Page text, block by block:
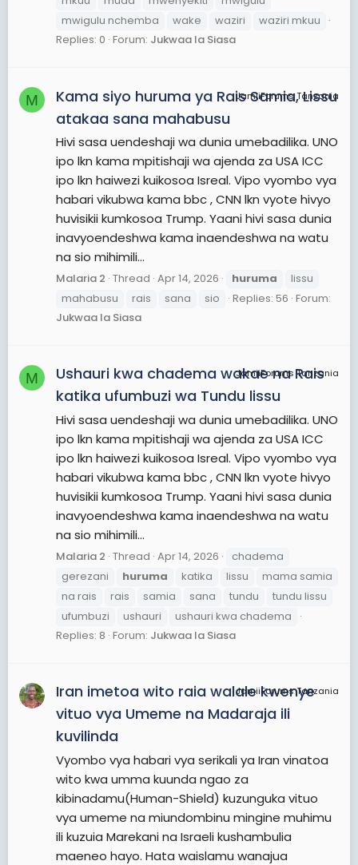
mwigulu nchemba
wake waziri
waziri mkuu
Replies: 0 Forum: Jukwaa la Siasa
M JamiiForums Tanzania
Kama siyo huruma ya Rais Samia, Lissu
atakaa sana mahabusu
Hivi sasa uendeshaji wa dunia umebadilika. UNO
ipo lkn kama mpitishaji wa ajenda za USA ICC
ipo lkn haiwezi kuikosoa Isreal. Vipo vyombo vya
habari vikubwa kama bbc , CNN lkn vyote hivyo
huvisikii kumkosoa Trump. Yaani hivi sasa dunia
inavyoendeshwa kama inaendeshwa na watu
na sio mihimili...
Malaria 2 Thread Apr 14, 2026 huruma
lissu
mahabusu
rais sana sio Replies: 56 Forum:
Jukwaa la Siasa
M JamiiForums Tanzania
Ushauri kwa chadema wakae na Rais
katika ufumbuzi wa Tundu lissu
Hivi sasa uendeshaji wa dunia umebadilika. UNO
ipo lkn kama mpitishaji wa ajenda za USA ICC
ipo lkn haiwezi kuikosoa Isreal. Vipo vyombo vya
habari vikubwa kama bbc , CNN lkn vyote hivyo
huvisikii kumkosoa Trump. Yaani hivi sasa dunia
inavyoendeshwa kama inaendeshwa na watu
na sio mihimili...
Malaria 2 Thread Apr 14, 2026
chadema
gerezani
huruma katika lissu
mama samia
na rais
rais samia sana tundu
tundu lissu
ufumbuzi
ushauri
ushauri kwa chadema
Replies: 8 Forum: Jukwaa la Siasa
JamiiForums Tanzania
Iran imetoa wito raia walale kwenye
vituo vya Umeme na Madaraja ili
kuvilinda
Vyombo vya habari vya serikali ya Iran vinatoa
wito kwa umma kuunda ngao za
kibinadamu(Human-Shield) kuzunguka vituo
vya umeme na miundombinu mingine muhimu
ili kuzuia Marekani na Israeli kushambulia
maeneo hayo. Hata waislamu wanajua